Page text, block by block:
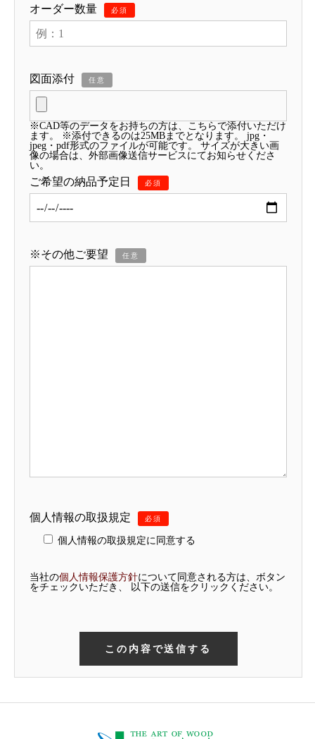
オーダー数量 必須
図面添付 任意
※CAD等のデータをお持ちの方は、こちらで添付いただけ
ます。 ※添付できるのは25MBまでとなります。 jpg・
jpeg・pdf形式のファイルが可能です。 サイズが大きい画
像の場合は、外部画像送信サービスにてお知らせくださ
い。
ご希望の納品予定日 必須
※その他ご要望 任意
個人情報の取扱規定 必須
個人情報の取扱規定に同意する
当社の個人情報保護方針について同意される方は、ボタン
をチェックいただき、 以下の送信をクリックください。